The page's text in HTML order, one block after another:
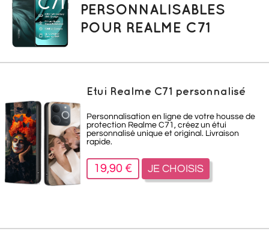
PERSONNALISABLES
POUR REALME C71
Etui Realme C71 personnalisé
Personnalisation en ligne de votre housse de
protection Realme C71 , créez un étui
personnalisé unique et original. Livraison
rapide.
19,90 € JE CHOISIS